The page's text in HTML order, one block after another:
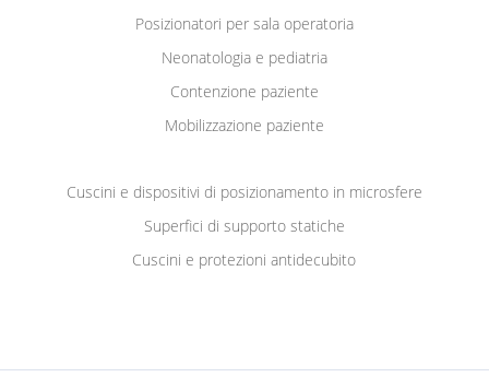
Posizionatori per sala operatoria
Neonatologia e pediatria
Contenzione paziente
Mobilizzazione paziente
Cuscini e dispositivi di posizionamento in microsfere
Superfici di supporto statiche
Cuscini e protezioni antidecubito